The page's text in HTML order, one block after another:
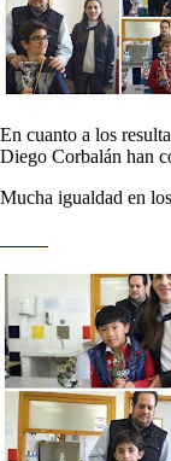
En cuanto a los
Diego Corbalán han
Mucha igualdad en